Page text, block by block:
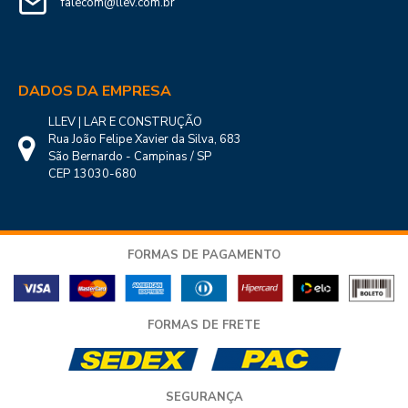
Confira as categorias demanta asfáltica
DADOS DA EMPRESA
LLEV | LAR E CONSTRUÇÃO
Rua João Felipe Xavier da Silva, 683
São Bernardo - Campinas / SP
CEP 13030-680
FORMAS DE PAGAMENTO
FORMAS DE FRETE
SEGURANÇA